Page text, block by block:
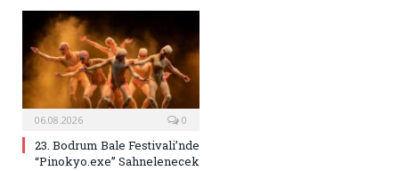
06.08.2026 0
23. Bodrum Bale Festivali’nde
“Pinokyo.exe” Sahnelenecek